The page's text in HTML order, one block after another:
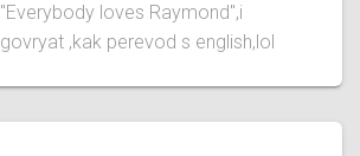
''Everybody loves Raymond'',i
govryat ,kak perevod s english,lol